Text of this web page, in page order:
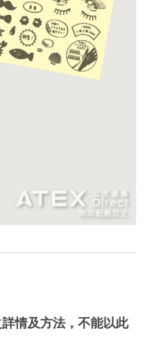
情及方法，不能以此